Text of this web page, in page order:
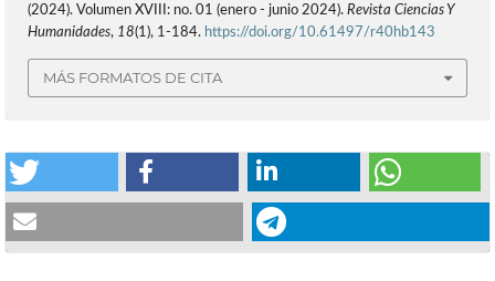
(2024). Volumen XVIII: no. 01 (enero - junio 2024). Revista Ciencias Y
Humanidades, 18(1), 1-184. https://doi.org/10.61497/r40hb143
MÁS FORMATOS DE CITA